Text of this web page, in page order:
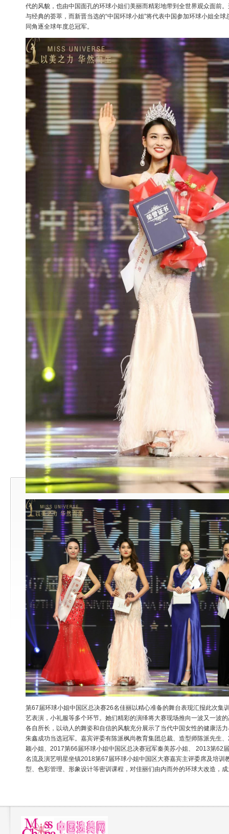
代的风貌，也由中国面孔的环球小姐们美丽而精彩地带到全世界观众面前
与经典的荟萃，而新晋当选的“中国环球小姐”将代表中国参加环球小姐全
同角逐全球年度总冠军。
第67届环球小姐中国区总决赛26名佳丽以精心准备的舞台表现汇报此次集
艺表演，小礼服等多个环节。她们精彩的演绎将大赛现场推向一波又一波
各自所长，以动人的舞姿和自信的风貌充分展示了当代中国女性的健康活
朱鑫成功当选冠军。嘉宾评委有陈派枫尚教育集团总裁、造型师陈派先生
颖小姐、2017第66届环球小姐中国区总决赛冠军秦美苏小姐、 2013第62
名流及演艺明星坐镇2018第67届环球小姐中国区大赛嘉宾主评委席及培训
型、色彩管理、形象设计等密训课程，对佳丽们由内而外的环球大改造，